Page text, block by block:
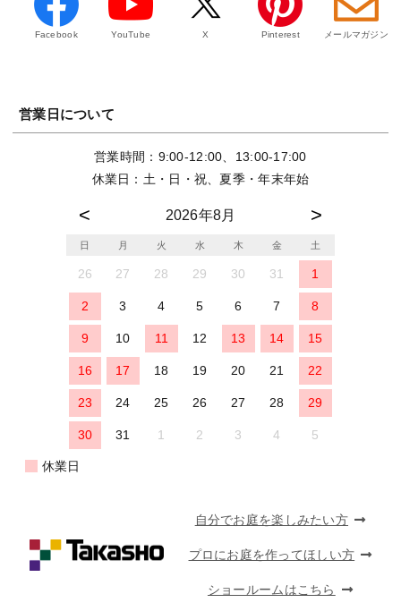
Facebook YouTube X Pinterest メールマガジン
営業日について
営業時間：9:00-12:00、13:00-17:00
休業日：土・日・祝、夏季・年末年始
2026年8月
日 月 火 水 木 金 土
26 27 28 29 30 31 1
2 3 4 5 6 7 8
9 10 11 12 13 14 15
16 17 18 19 20 21 22
23 24 25 26 27 28 29
30 31 1 2 3 4 5
休業日
自分でお庭を楽しみたい方
プロにお庭を作ってほしい方
ショールームはこちら